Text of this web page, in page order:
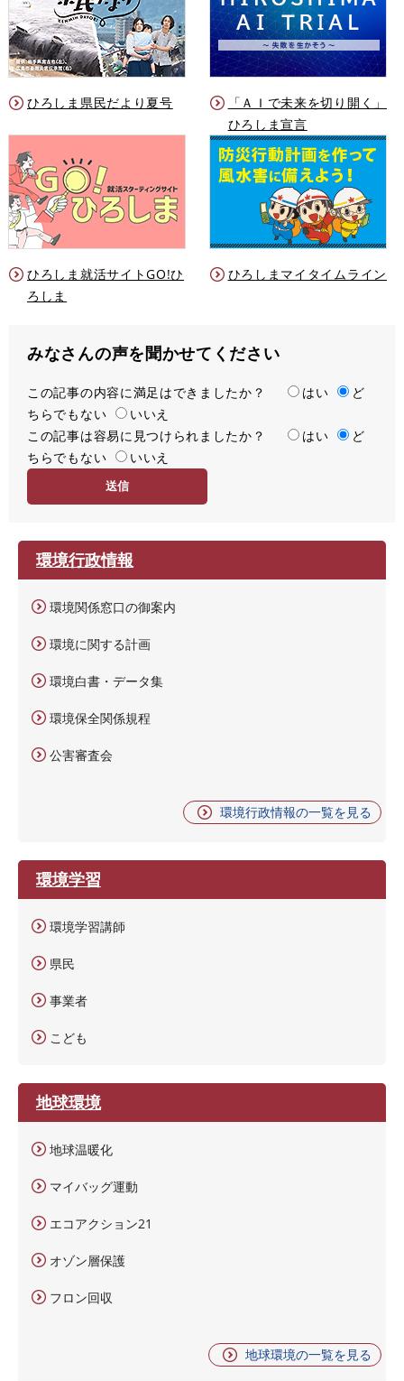
ひろしま県民だより夏号
「ＡＩで未来を切り開く」
ひろしま宣言
ひろしま就活サイトGO!ひ
ろしま
ひろしまマイタイムライン
みなさんの声を聞かせてください
満
足
度
この記事の内容に満足はできましたか？ はい
ど
ちらでもない
いいえ
容
易
この記事は容易に見つけられましたか？ はい
ど
ちらでもない
いいえ
環境行政情報
環境関係窓口の御案内
環境に関する計画
環境白書・データ集
環境保全関係規程
公害審査会
環境行政情報の一覧を見る
環境学習
環境学習講師
県民
事業者
こども
地球環境
地球温暖化
マイバッグ運動
エコアクション21
オゾン層保護
フロン回収
地球環境の一覧を見る